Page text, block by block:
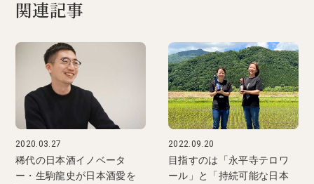
関連記事
2020.03.27
稀代の日本酒イノベータ
ー・生駒龍史が日本酒愛を
2022.09.20
目指すのは「永平寺テロワ
ール」と「持続可能な日本